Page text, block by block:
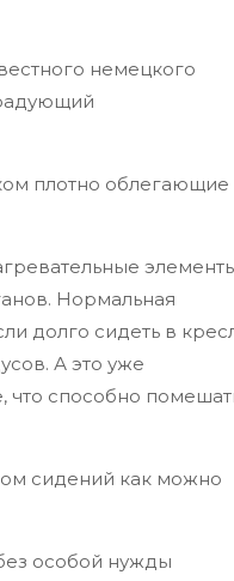
немецкого
плотно облегающие
Нормальная
долго сидеть в
А это уже
что способно
сидений как можно
особой нужды